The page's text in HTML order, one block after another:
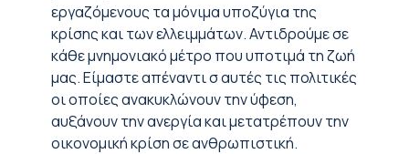
εργαζόμενους τα μόνιμα υποζύγια της
κρίσης και των ελλειμμάτων. Αντιδρούμε σε
κάθε μνημονιακό μέτρο που υποτιμά τη ζωή
μας. Είμαστε απέναντι σ αυτές τις πολιτικές
οι οποίες ανακυκλώνουν την ύφεση,
αυξάνουν την ανεργία και μετατρέπουν την
οικονομική κρίση σε ανθρωπιστική.